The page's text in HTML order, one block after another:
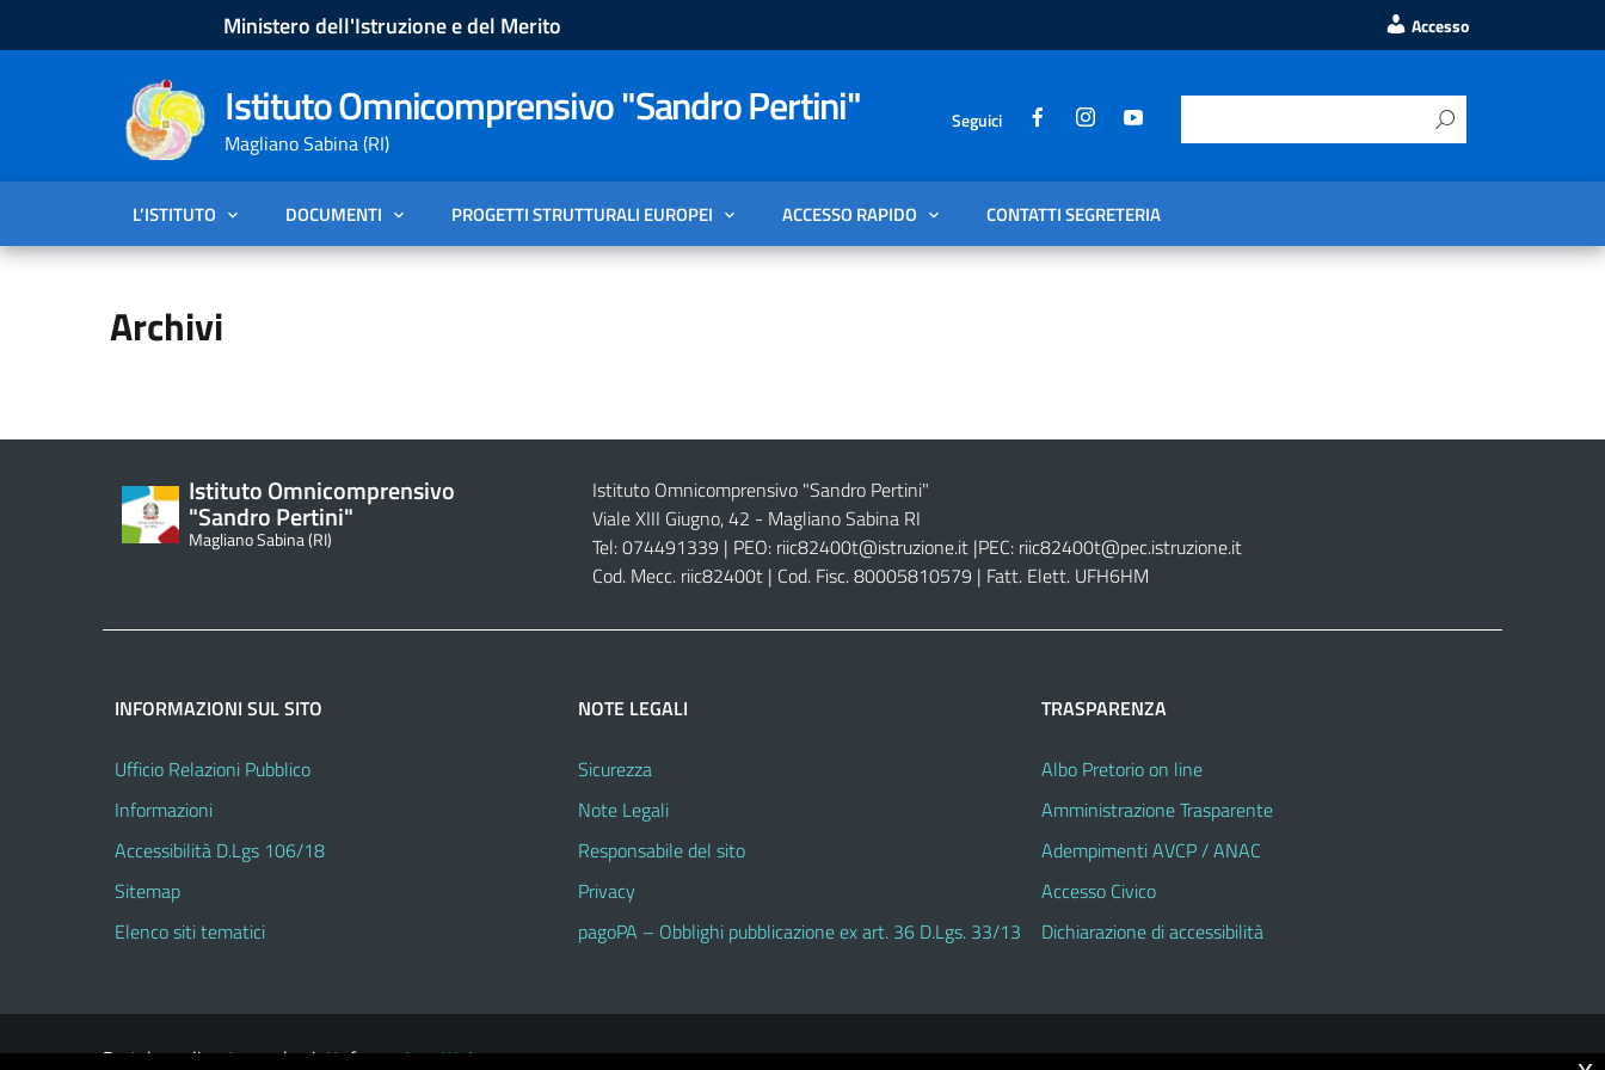
Ministero dell'Istruzione e del Merito Accesso
Istituto Omnicomprensivo "Sandro Pertini"
Magliano Sabina (RI)
Seguici
L’ISTITUTO DOCUMENTI PROGETTI STRUTTURALI EUROPEI ACCESSO RAPIDO CONTATTI SEGRETERIA
Archivi
Istituto Omnicomprensivo
"Sandro Pertini"
Magliano Sabina (RI)
Istituto Omnicomprensivo "Sandro Pertini"
Viale XIII Giugno, 42 - Magliano Sabina RI
Tel: 074491339 | PEO: riic82400t@istruzione.it |PEC: riic82400t@pec.istruzione.it
Cod. Mecc. riic82400t | Cod. Fisc. 80005810579 | Fatt. Elett. UFH6HM
INFORMAZIONI SUL SITO
Ufficio Relazioni Pubblico
Informazioni
Accessibilità D.Lgs 106/18
Sitemap
Elenco siti tematici
NOTE LEGALI
Sicurezza
Note Legali
Responsabile del sito
Privacy
pagoPA – Obblighi pubblicazione ex art. 36 D.Lgs. 33/13
TRASPARENZA
Albo Pretorio on line
Amministrazione Trasparente
Adempimenti AVCP / ANAC
Accesso Civico
Dichiarazione di accessibilità
Portale realizzato con la piattaformaArgo Web 4.0 © 2026 Istituto Omnicomprensivo "Sandro Pertini"